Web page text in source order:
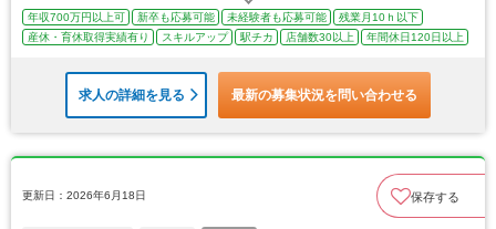
年収700万円以上可 新卒も応募可能 未経験者も応募可能
残業月10ｈ以下
産休・育休取得実績有り
スキルアップ 駅チカ 店舗数30以上 年間休日120日以上
求人の詳細を見る 最新の募集状況を問い合わせる
更新日：2026年6月18日 保存する